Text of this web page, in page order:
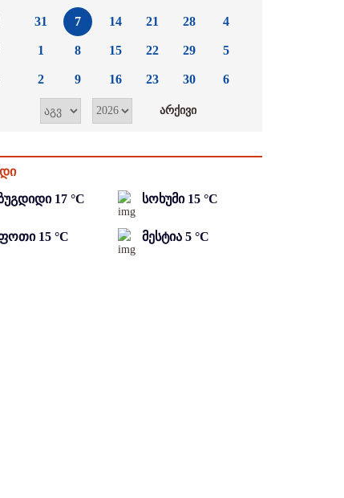
31
1
2
7
8
9
14
15
16
21
22
23
28
29
30
4
5
6
17 °C სოხუმი 15 °C
15 °C მესტია 5 °C